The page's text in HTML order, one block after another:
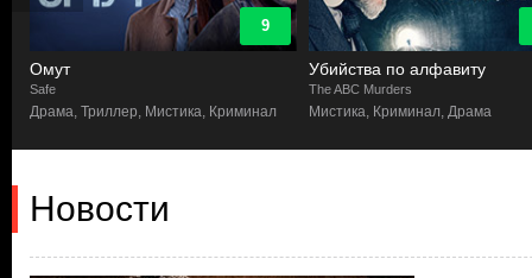
9
Омут
Safe
Драма, Триллер, Мистика, Криминал
Убийства по алфавиту
The ABC Murders
Мистика, Криминал, Драма
Новости